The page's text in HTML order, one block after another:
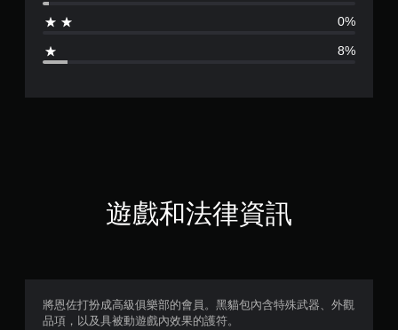
4
5
分
0%
8%
遊戲和法律資訊
將恩佐打扮成高級俱樂部的會員。黑貓包內含特殊武器、外觀
品項，以及具被動遊戲內效果的護符。